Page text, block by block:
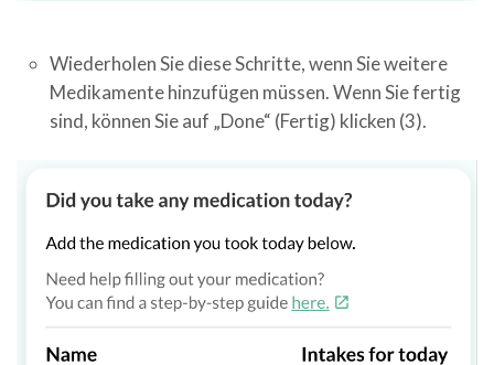
Wiederholen Sie diese Schritte, wenn Sie weitere
Medikamente hinzufügen müssen. Wenn Sie fertig
sind, können Sie auf „Done“ (Fertig) klicken (3).